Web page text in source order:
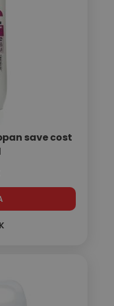
save cost